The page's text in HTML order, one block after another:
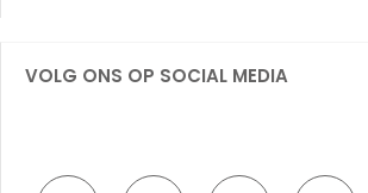
VOLG ONS OP SOCIAL MEDIA